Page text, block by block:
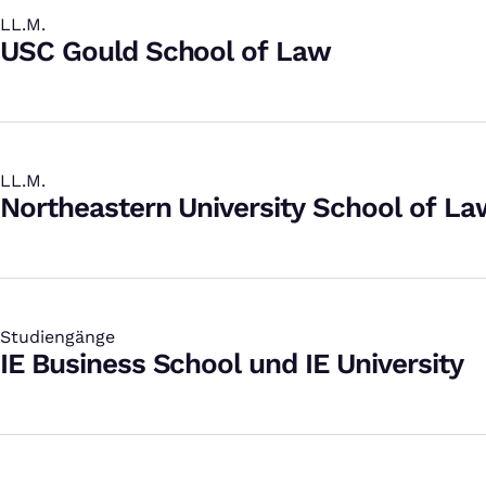
LL.M.
:
USC Gould School of Law
LL.M.
:
Northeastern University School of
Studiengänge
:
IE Business School und IE University